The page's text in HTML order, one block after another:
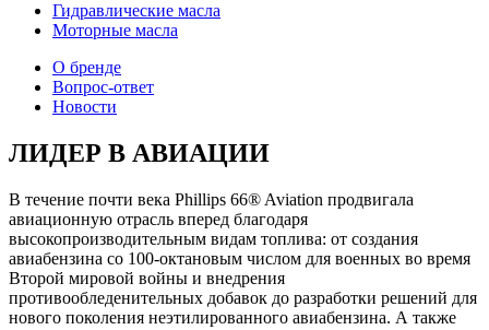
Гидравлические масла
Моторные масла
О бренде
Вопрос-ответ
Новости
ЛИДЕР В АВИАЦИИ
В течение почти века Phillips 66® Aviation продвигала
авиационную отрасль вперед благодаря
высокопроизводительным видам топлива: от создания
авиабензина со 100-октановым числом для военных во время
Второй мировой войны и внедрения
противообледенительных добавок до разработки решений для
нового поколения неэтилированного авиабензина. А также